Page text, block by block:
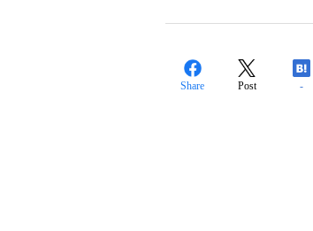
Share Post -